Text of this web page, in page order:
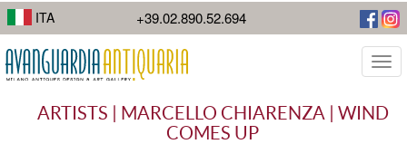
I suoi lavori di street photography mostrano la diversità della città.
ITA +39.02.890.52.694
ARTISTS | MARCELLO CHIARENZA | WIND
COMES UP